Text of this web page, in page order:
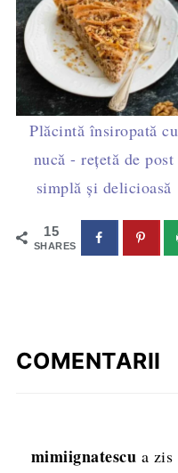
Plăcintă însiropată cu
nucă - rețetă de post
simplă și delicioasă
15
SHARES
COMENTARII
mimiignatescu a zis